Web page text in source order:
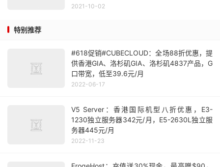
2021-10-02
特别推荐
#618促销#CUBECLOUD：全场88折优惠，提
供香港GIA、洛杉矶GIA、洛杉矶4837产品，G
口带宽，低至39.6元/月
2022-06-17
V5 Server：香港国际机型八折优惠，E3-
1230独立服务器342元/月，E5-2630L独立服
务器445元/月
2022-11-23